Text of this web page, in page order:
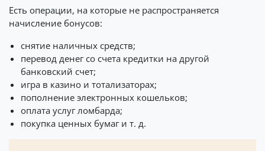
Есть операции, на которые не распространяется
начисление бонусов:
снятие наличных средств;
перевод денег со счета кредитки на другой
банковский счет;
игра в казино и тотализаторах;
пополнение электронных кошельков;
оплата услуг ломбарда;
покупка ценных бумаг и т. д.